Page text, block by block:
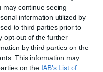
may continue seeing
information utilized by
to third parties prior to
opt-out of the further
by third parties on the
This information may
on the IAB’s List of